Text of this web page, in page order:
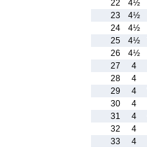
22
4½
23
4½
24
4½
25
4½
26
4½
27
4
28
4
29
4
30
4
31
4
32
4
33
4